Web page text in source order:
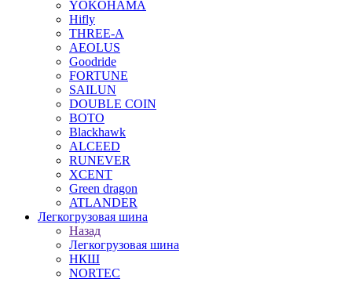
YOKOHAMA
Hifly
THREE-A
AEOLUS
Goodride
FORTUNE
SAILUN
DOUBLE COIN
BOTO
Blackhawk
ALCEED
RUNEVER
XCENT
Green dragon
ATLANDER
Легкогрузовая шина
Назад
Легкогрузовая шина
НКШ
NORTEС